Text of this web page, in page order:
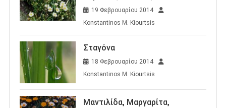
19 Φεβρουαρίου 2014
Konstantinos M. Kiourtsis
Σταγόνα
18 Φεβρουαρίου 2014
Konstantinos M. Kiourtsis
Μαντιλίδα, Μαργαρίτα,